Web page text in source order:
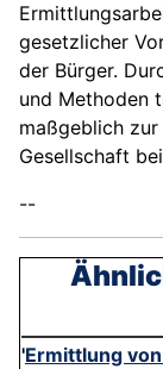
gesetzlicher
der Bürger.
und Methoden
maßgeblich zur
Gesellschaft
--
'Ermittlung